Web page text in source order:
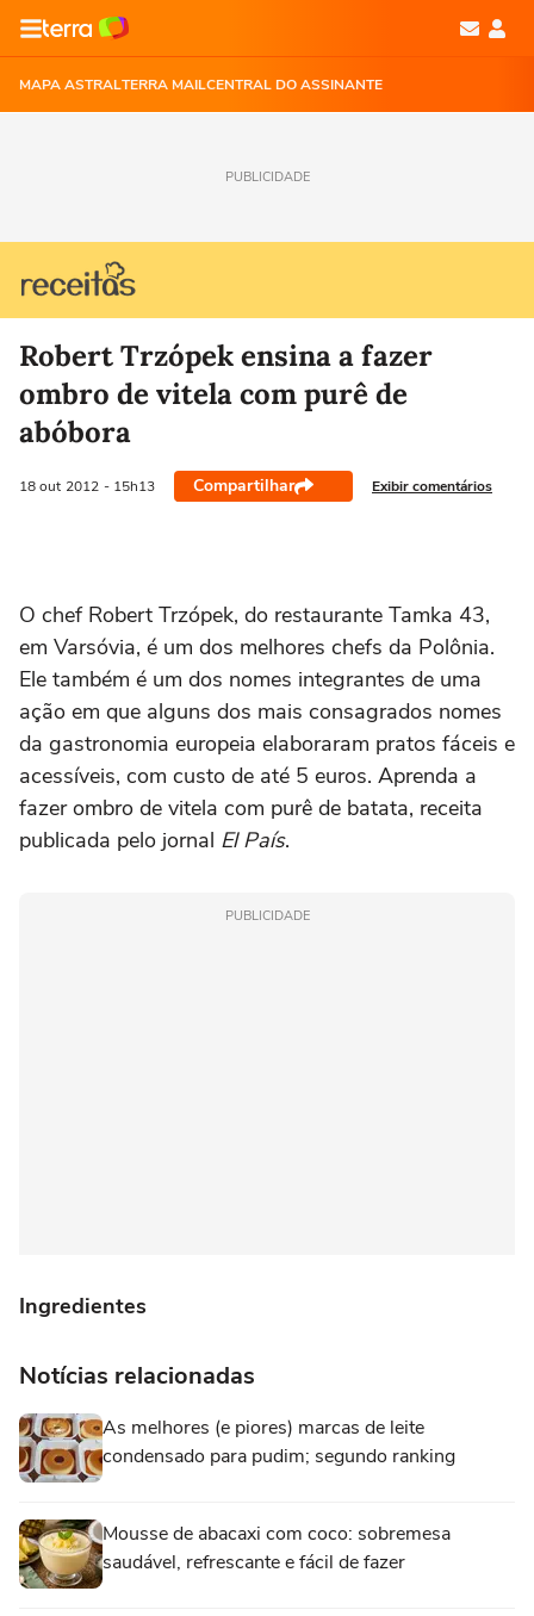
MAPA ASTRALTERRA MAILCENTRAL DO ASSINANTE
PUBLICIDADE
Robert Trzópek ensina a fazer
ombro de vitela com purê de
abóbora
18 out 2012 - 15h13 Compartilhar Exibir comentários
O chef Robert Trzópek, do restaurante Tamka 43,
em Varsóvia, é um dos melhores chefs da Polônia.
Ele também é um dos nomes integrantes de uma
ação em que alguns dos mais consagrados nomes
da gastronomia europeia elaboraram pratos fáceis e
acessíveis, com custo de até 5 euros. Aprenda a
fazer ombro de vitela com purê de batata, receita
publicada pelo jornal El País.
PUBLICIDADE
Ingredientes
Notícias relacionadas
As melhores (e piores) marcas de leite
condensado para pudim; segundo ranking
Mousse de abacaxi com coco: sobremesa
saudável, refrescante e fácil de fazer